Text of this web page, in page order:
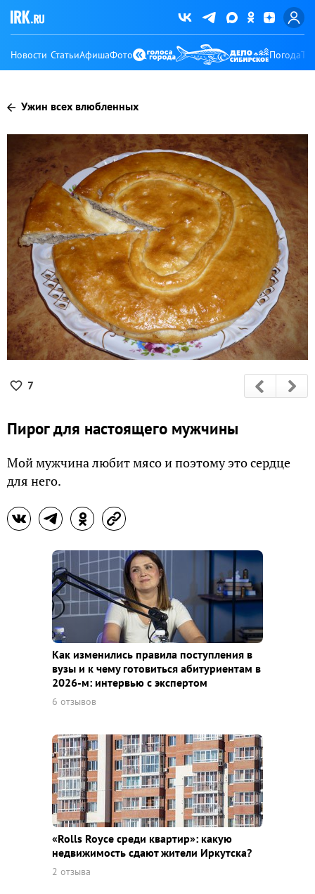
Новости СтатьиАфишаФото Погода
Ужин всех влюбленных
7
Пирог для настоящего мужчины
Мой мужчина любит мясо и поэтому это сердце
для него.
Как изменились правила поступления в
вузы и к чему готовиться абитуриентам в
2026-м: интервью с экспертом
6 отзывов
«Rolls Royce среди квaртир»: какую
недвижимость сдают жители Иркутска?
2 отзыва